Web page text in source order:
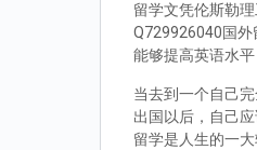
留学文凭伦斯勒
Q729926040国外
能够提高英语水
当去到一个自己
出国以后，自己
留学是人生的一